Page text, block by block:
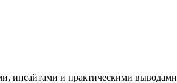
инсайтами и практическими выводами